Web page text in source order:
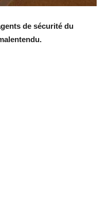
de sécurité du